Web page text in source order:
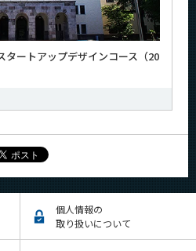
タートアップデザインコース（20
個人情報の
取り扱いについて
ノベーション科学系 News